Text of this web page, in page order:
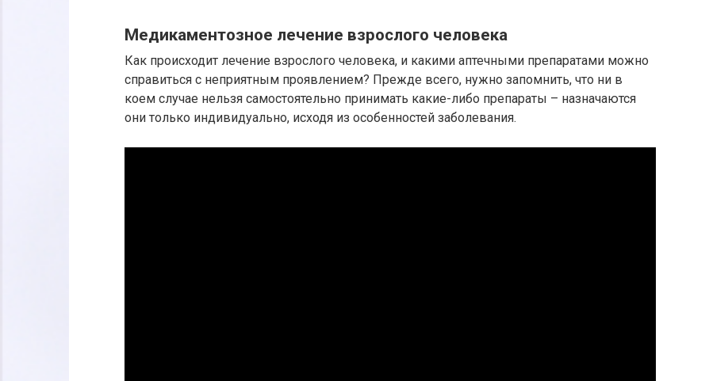
Медикаментозное лечение взрослого человека
Как происходит лечение взрослого человека, и какими аптечными препаратами можно
справиться с неприятным проявлением? Прежде всего, нужно запомнить, что ни в
коем случае нельзя самостоятельно принимать какие-либо препараты – назначаются
они только индивидуально, исходя из особенностей заболевания.